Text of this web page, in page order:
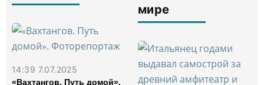
14:39 7.07.2025
«Вахтангов. Путь домой».
мире